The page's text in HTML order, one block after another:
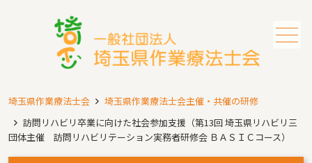
埼玉県作業療法士会
埼玉県作業療法士会主催・共催の研修
訪問リハビリ卒業に向けた社会参加支援（第13回 埼玉県リハビリ三
団体主催 訪問リハビリテーション実務者研修会 ＢＡＳＩＣコース）